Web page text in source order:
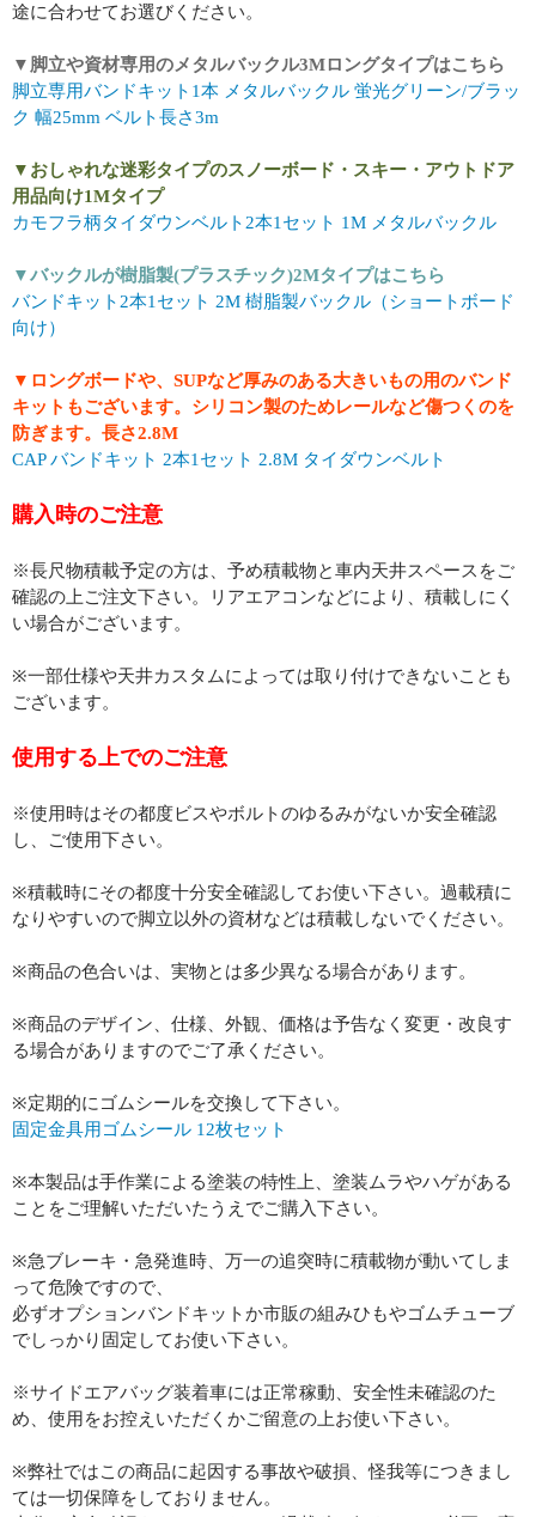
途に合わせてお選びください。
▼脚立や資材専用のメタルバックル3Mロングタイプはこちら
脚立専用バンドキット1本 メタルバックル 蛍光グリーン/ブラッ
ク 幅25mm ベルト長さ3m
▼おしゃれな迷彩タイプのスノーボード・スキー・アウトドア
用品向け1Mタイプ
カモフラ柄タイダウンベルト2本1セット 1M メタルバックル
▼バックルが樹脂製(プラスチック)2Mタイプはこちら
バンドキット2本1セット 2M 樹脂製バックル（ショートボード
向け）
▼ロングボードや、SUPなど厚みのある大きいもの用のバンド
キットもございます。シリコン製のためレールなど傷つくのを
防ぎます。長さ2.8M
CAP バンドキット 2本1セット 2.8M タイダウンベルト
購入時のご注意
※長尺物積載予定の方は、予め積載物と車内天井スペースをご
確認の上ご注文下さい。リアエアコンなどにより、積載しにく
い場合がございます。
※一部仕様や天井カスタムによっては取り付けできないことも
ございます。
使用する上でのご注意
※使用時はその都度ビスやボルトのゆるみがないか安全確認
し、ご使用下さい。
※積載時にその都度十分安全確認してお使い下さい。過載積に
なりやすいので脚立以外の資材などは積載しないでください。
※商品の色合いは、実物とは多少異なる場合があります。
※商品のデザイン、仕様、外観、価格は予告なく変更・改良す
る場合がありますのでご了承ください。
※定期的にゴムシールを交換して下さい。
固定金具用ゴムシール 12枚セット
※本製品は手作業による塗装の特性上、塗装ムラやハゲがある
ことをご理解いただいたうえでご購入下さい。
※急ブレーキ・急発進時、万一の追突時に積載物が動いてしま
って危険ですので、
必ずオプションバンドキットか市販の組みひもやゴムチューブ
でしっかり固定してお使い下さい。
※サイドエアバッグ装着車には正常稼動、安全性未確認のた
め、使用をお控えいただくかご留意の上お使い下さい。
※弊社ではこの商品に起因する事故や破損、怪我等につきまし
ては一切保障をしておりません。